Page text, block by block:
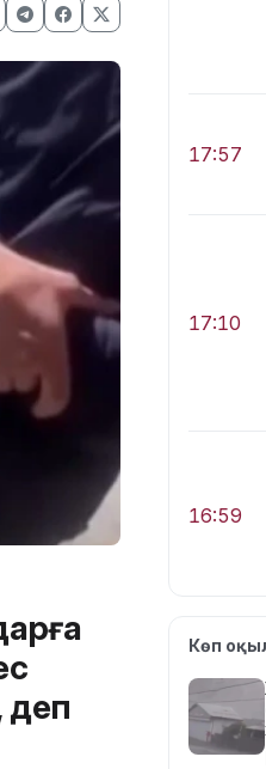
деп
17:57
17:10
16:59
15:55
Көп